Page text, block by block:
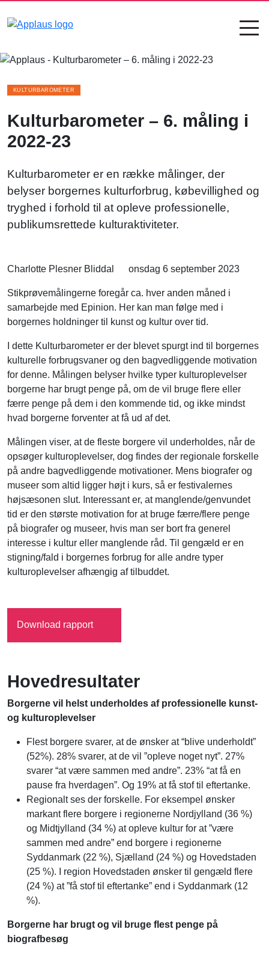
KULTURBAROMETER
Kulturbarometer – 6. måling i
2022-23
Kulturbarometer er en række målinger, der
belyser borgernes kulturforbrug, købevillighed og
tryghed i forhold til at opleve professionelle,
publikumsrettede kulturaktiviteter.
Charlotte Plesner Bliddal onsdag 6 september 2023
Stikprøvemålingerne foregår ca. hver anden måned i
samarbejde med Epinion. Her kan man følge med i
borgernes holdninger til kunst og kultur over tid.
I dette Kulturbarometer er der blevet spurgt ind til borgernes
kulturelle forbrugsvaner og den bagvedliggende motivation
for denne. Målingen belyser hvilke typer kulturoplevelser
borgerne har brugt penge på, om de vil bruge flere eller
færre penge på dem i den kommende tid, og ikke mindst
hvad borgerne forventer at få ud af det.
Målingen viser, at de fleste borgere vil underholdes, når de
opsøger kulturoplevelser, dog findes der regionale forskelle
på andre bagvedliggende motivationer. Mens biografer og
museer som altid ligger højt i kurs, så er festivalernes
højsæsonen slut. Interessant er, at manglende/genvundet
tid er den største motivation for at bruge færre/flere penge
på biografer og museer, hvis man ser bort fra generel
interesse i kultur eller manglende råd. Til gengæld er en
stigning/fald i borgernes forbrug for alle andre typer
kulturoplevelser afhængig af tilbuddet.
Download rapport
Hovedresultater
Borgerne vil helst underholdes af professionelle kunst-
og kulturoplevelser
Flest borgere svarer, at de ønsker at “blive underholdt”
(52%). 28% svarer, at de vil ”opleve noget nyt”. 27%
svarer “at være sammen med andre”. 23% “at få en
pause fra hverdagen”. Og 19% at få stof til eftertanke.
Regionalt ses der forskelle. For eksempel ønsker
markant flere borgere i regionerne Nordjylland (36 %)
og Midtjylland (34 %) at opleve kultur for at ”være
sammen med andre” end borgere i regionerne
Syddanmark (22 %), Sjælland (24 %) og Hovedstaden
(25 %). I region Hovedstaden ønsker til gengæld flere
(24 %) at ”få stof til eftertanke” end i Syddanmark (12
%).
Borgerne har brugt og vil bruge flest penge på
biografbesøg